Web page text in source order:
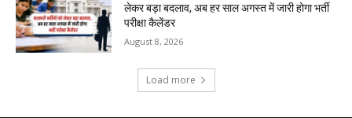
लेकर बड़ा बदलाव, अब हर साल अगस्त में जारी होगा भर्ती
परीक्षा कैलेंडर
August 8, 2026
Load more